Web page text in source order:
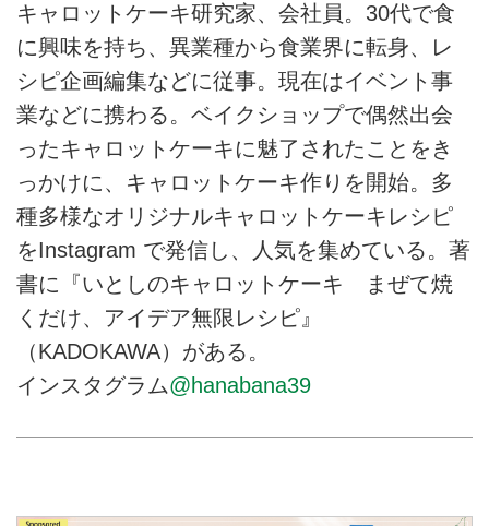
キャロットケーキ研究家、会社員。30代で食
に興味を持ち、異業種から食業界に転身、レ
シピ企画編集などに従事。現在はイベント事
業などに携わる。ベイクショップで偶然出会
ったキャロットケーキに魅了されたことをき
っかけに、キャロットケーキ作りを開始。多
種多様なオリジナルキャロットケーキレシピ
をInstagram で発信し、人気を集めている。著
書に『いとしのキャロットケーキ まぜて焼
くだけ、アイデア無限レシピ』
（KADOKAWA）がある。
インスタグラム@hanabana39